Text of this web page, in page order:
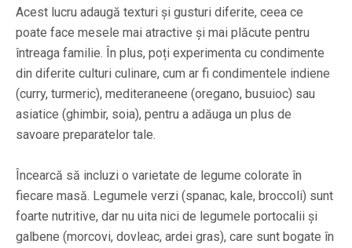
Acest lucru adaugă texturi și gusturi diferite, ceea ce
poate face mesele mai atractive și mai plăcute pentru
întreaga familie. În plus, poți experimenta cu condimente
din diferite culturi culinare, cum ar fi condimentele indiene
(curry, turmeric), mediteraneene (oregano, busuioc) sau
asiatice (ghimbir, soia), pentru a adăuga un plus de
savoare preparatelor tale.
Încearcă să incluzi o varietate de legume colorate în
fiecare masă. Legumele verzi (spanac, kale, broccoli) sunt
foarte nutritive, dar nu uita nici de legumele portocalii și
galbene (morcovi, dovleac, ardei gras), care sunt bogate în